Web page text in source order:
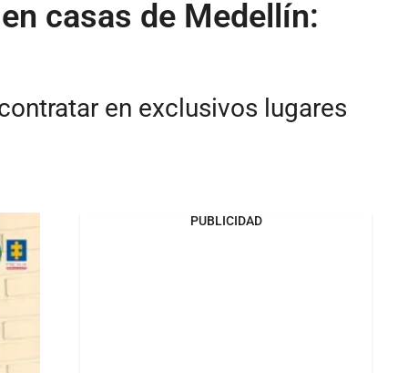
casas de Medellín:
en exclusivos lugares
PUBLICIDAD